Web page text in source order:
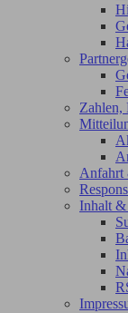
Zahlen,
Anfahrt
Inhalt